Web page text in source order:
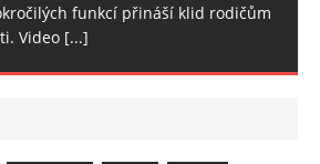
funkcí přináší klid rodičům
Video [...]